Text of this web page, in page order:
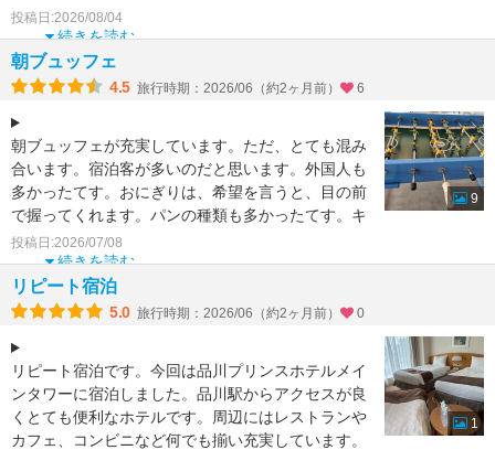
ておりまし
続きを読む
投稿日:2026/08/04
朝ブュッフェ
4.5 旅行時期：2026/06（約2ヶ月前） 6
朝ブュッフェが充実しています。ただ、とても混み
合います。宿泊客が多いのだと思います。外国人も
多かったてす。おにぎりは、希望を言うと、目の前
で握ってくれます。パンの種類も多かったてす。キ
ウイフルーツは高
続きを読む
投稿日:2026/07/08
9
リピート宿泊
5.0 旅行時期：2026/06（約2ヶ月前） 0
リピート宿泊です。今回は品川プリンスホテルメイ
ンタワーに宿泊しました。品川駅からアクセスが良
くとても便利なホテルです。周辺にはレストランや
カフェ、コンビニなど何でも揃い充実しています。
1